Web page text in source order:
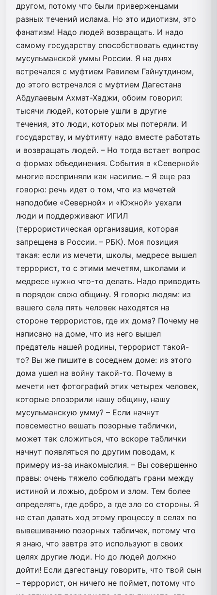
другом, потому что были приверженцами
разных течений ислама. Но это идиотизм, это
фанатизм! Надо людей возвращать. И надо
самому государству способствовать единству
мусульманской уммы России. Я на днях
встречался с муфтием Равилем Гайнутдином,
до этого встречался с муфтием Дагестана
Абдулаевым Ахмат-Хаджи, обоим говорил:
тысячи людей, которые ушли в другие
течения, это люди, которых мы потеряли. И
государству, и муфтияту надо вместе работать
и возвращать людей. – Но тогда встает вопрос
о формах объединения. События в «Северной»
многие восприняли как насилие. – Я еще раз
говорю: речь идет о том, что из мечетей
наподобие «Северной» и «Южной» уехали
люди и поддерживают ИГИЛ
(террористическая организация, которая
запрещена в России. – РБК). Моя позиция
такая: если из мечети, школы, медресе вышел
террорист, то с этими мечетям, школами и
медресе нужно что-то делать. Надо приводить
в порядок свою общину. Я говорю людям: из
вашего села пять человек находятся на
стороне террористов, где их дома? Почему не
написано на доме, что из него вышел
предатель нашей родины, террорист такой-
то? Вы же пишите в соседнем доме: из этого
дома ушел на войну такой-то. Почему в
мечети нет фотографий этих четырех человек,
которые опозорили нашу общину, нашу
мусульманскую умму? – Если начнут
повсеместно вешать позорные таблички,
может так сложиться, что вскоре таблички
начнут появляться по другим поводам, к
примеру из-за инакомыслия. – Вы совершенно
правы: очень тяжело соблюдать грани между
истиной и ложью, добром и злом. Тем более
определять, где добро, а где зло со стороны. Я
не стал давать ход этому процессу в селах по
вывешиванию позорных табличек, потому что
я знаю, что завтра это используют в своих
целях другие люди. Но до людей должно
дойти! Если дагестанцу говорить, что твой сын
– террорист, он ничего не поймет, потому что